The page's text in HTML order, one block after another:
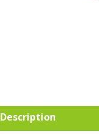
Description